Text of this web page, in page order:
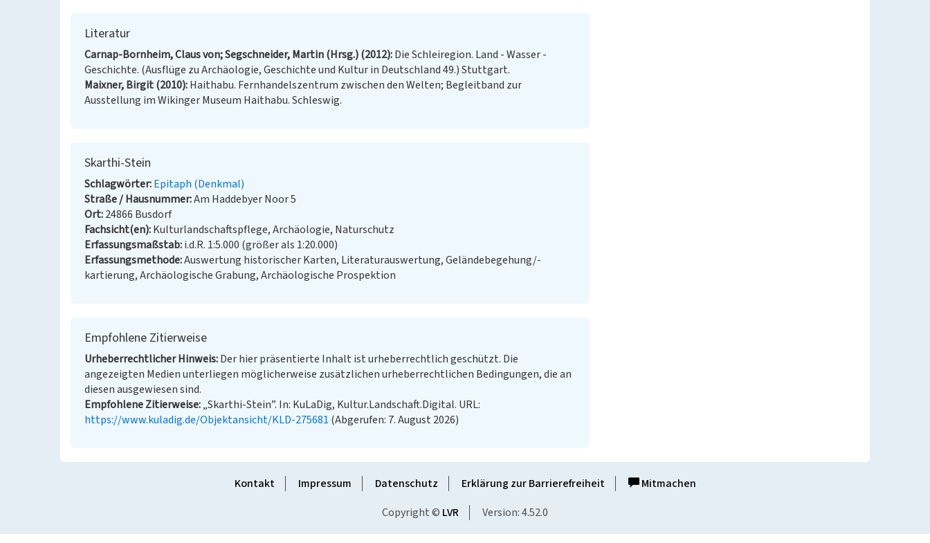
Literatur
Carnap-Bornheim, Claus von; Segschneider, Martin (Hrsg.) (2012) Die Schleiregion. Land - Wasser -
Geschichte. (Ausflüge zu Archäologie, Geschichte und Kultur in Deutschland 49.) Stuttgart.
Maixner, Birgit (2010) Haithabu. Fernhandelszentrum zwischen den Welten; Begleitband zur
Ausstellung im Wikinger Museum Haithabu. Schleswig.
Skarthi-Stein
Schlagwörter Epitaph (Denkmal)
Straße / Hausnummer Am Haddebyer Noor 5
Ort 24866 Busdorf
Fachsicht(en) Kulturlandschaftspflege, Archäologie, Naturschutz
Erfassungsmaßstab i.d.R. 1:5.000 (größer als 1:20.000)
Erfassungsmethode Auswertung historischer Karten, Literaturauswertung, Geländebegehung/-
kartierung, Archäologische Grabung, Archäologische Prospektion
Empfohlene Zitierweise
Urheberrechtlicher Hinweis Der hier präsentierte Inhalt ist urheberrechtlich geschützt. Die
angezeigten Medien unterliegen möglicherweise zusätzlichen urheberrechtlichen Bedingungen, die an
diesen ausgewiesen sind.
Empfohlene Zitierweise „Skarthi-Stein”. In: KuLaDig, Kultur.Landschaft.Digital. URL:
https://www.kuladig.de/Objektansicht/KLD-275681 (Abgerufen: 7. August 2026)
Kontakt Impressum Datenschutz Erklärung zur Barrierefreiheit
Mitmachen
Copyright © LVR Version: 4.52.0